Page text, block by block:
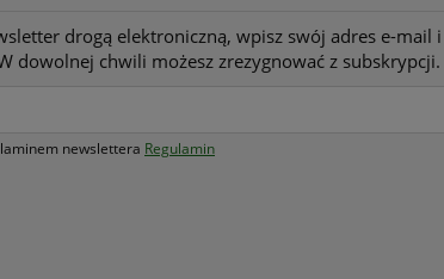
drogą elektroniczną, wpisz swój adres e-mail
dowolnej chwili możesz zrezygnować z subskrypcji.
newslettera Regulamin